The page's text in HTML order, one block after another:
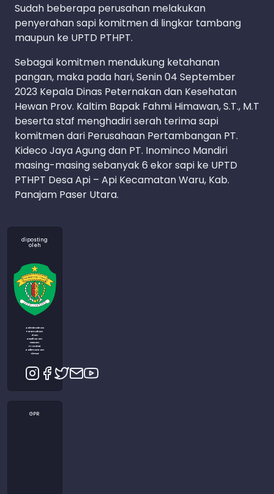
Sudah beberapa perusahan melakukan
penyerahan sapi komitmen di lingkar tambang
maupun ke UPTD PTHPT.
Sebagai komitmen mendukung ketahanan
pangan, maka pada hari, Senin 04 September
2023 Kepala Dinas Peternakan dan Kesehatan
Hewan Prov. Kaltim Bapak Fahmi Himawan, S.T., M.T
beserta staf menghadiri serah terima sapi
komitmen dari Perusahaan Pertambangan PT.
Kideco Jaya Agung dan PT. Inominco Mandiri
masing-masing sebanyak 6 ekor sapi ke UPTD
PTHPT Desa Api – Api Kecamatan Waru, Kab.
Panajam Paser Utara.
diposting
oleh
Admin Dinas
Peternakan
dan
Kesehatan
Hewan
Provinsi
Kalimantan
Timur
GPR